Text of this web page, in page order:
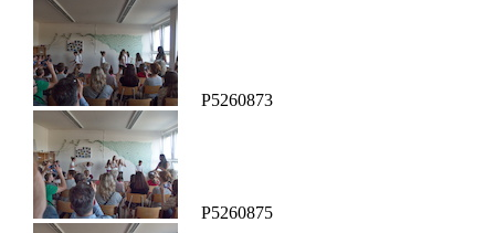
P5260873
P5260875